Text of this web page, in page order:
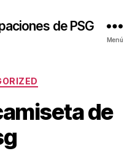
de PSG
Menú
de